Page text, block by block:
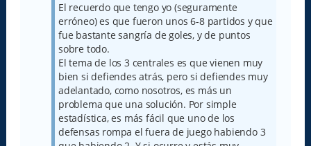
El recuerdo que tengo yo (seguramente
erróneo) es que fueron unos 6-8 partidos y que
fue bastante sangría de goles, y de puntos
sobre todo.
El tema de los 3 centrales es que vienen muy
bien si defiendes atrás, pero si defiendes muy
adelantado, como nosotros, es más un
problema que una solución. Por simple
estadística, es más fácil que uno de los
defensas rompa el fuera de juego habiendo 3